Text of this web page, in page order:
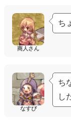
[
商人さん
ち
なすび
ち
し